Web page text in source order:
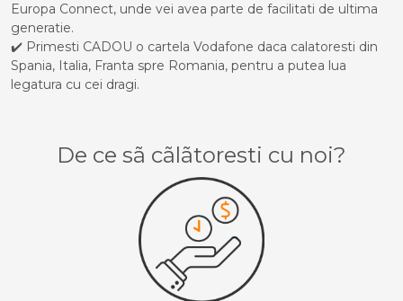
Europa Connect, unde vei avea parte de facilitati de ultima
generatie.
✔️ Primesti CADOU o cartela Vodafone daca calatoresti din
Spania, Italia, Franta spre Romania, pentru a putea lua
legatura cu cei dragi.
De ce sã cãlãtoresti cu noi?